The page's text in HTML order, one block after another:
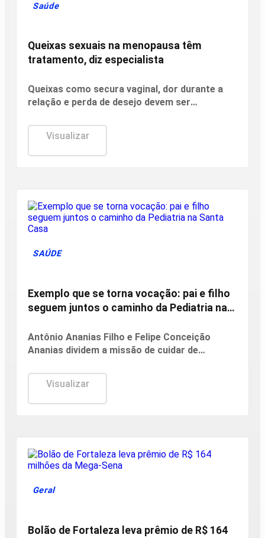
Saúde
Queixas sexuais na menopausa têm
tratamento, diz especialista
Queixas como secura vaginal, dor durante a
relação e perda de desejo devem ser
Visualizar
SAÚDE
Exemplo que se torna vocação: pai e filho
seguem juntos o caminho da Pediatria na
Antônio Ananias Filho e Felipe Conceição
Ananias dividem a missão de cuidar de
exemplo paterno pode se transformar em
profissão, legado e inspiração para novas
gerações
Visualizar
Geral
Bolão de Fortaleza leva prêmio de R$ 164